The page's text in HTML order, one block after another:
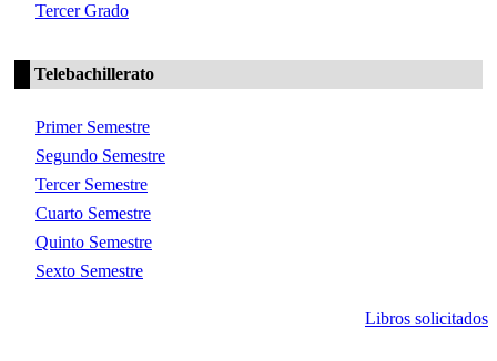
Tercer Grado
Telebachillerato
Primer Semestre
Segundo Semestre
Tercer Semestre
Cuarto Semestre
Quinto Semestre
Sexto Semestre
Libros solicitados